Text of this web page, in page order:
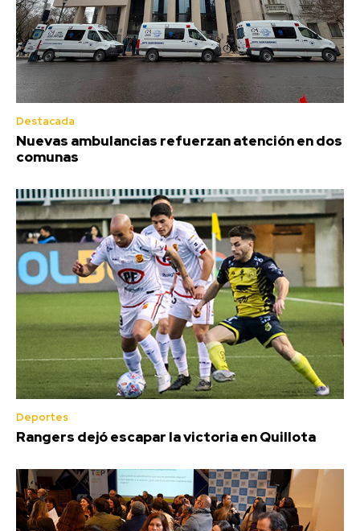
Destacada
Nuevas ambulancias refuerzan atención en dos
comunas
Deportes
Rangers dejó escapar la victoria en Quillota